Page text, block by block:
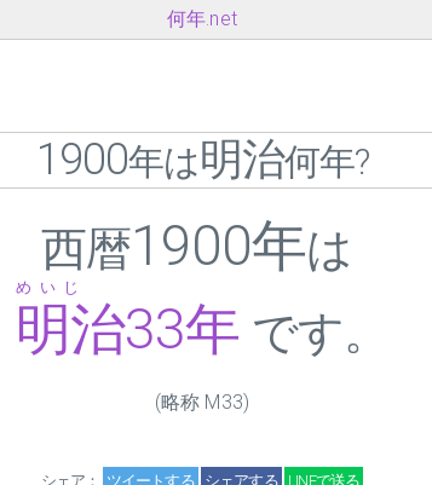
何年.net
1900年は明治何年?
西暦1900年は
明治33年
めいじ
です。
(略称 M33)
シェア： ツイートする シェアする LINEで送る